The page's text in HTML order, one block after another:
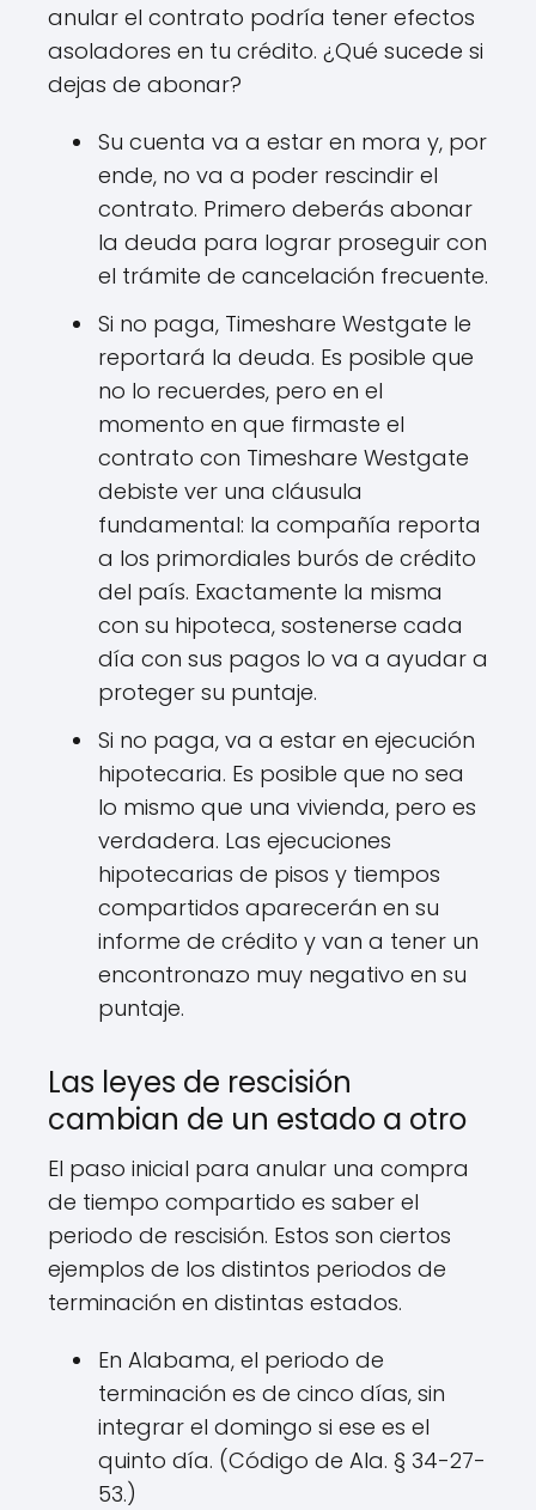
anular el contrato podría tener efectos
asoladores en tu crédito. ¿Qué sucede si
dejas de abonar?
Su cuenta va a estar en mora y, por
ende, no va a poder rescindir el
contrato. Primero deberás abonar
la deuda para lograr proseguir con
el trámite de cancelación frecuente.
Si no paga, Timeshare Westgate le
reportará la deuda. Es posible que
no lo recuerdes, pero en el
momento en que firmaste el
contrato con Timeshare Westgate
debiste ver una cláusula
fundamental: la compañía reporta
a los primordiales burós de crédito
del país. Exactamente la misma
con su hipoteca, sostenerse cada
día con sus pagos lo va a ayudar a
proteger su puntaje.
Si no paga, va a estar en ejecución
hipotecaria. Es posible que no sea
lo mismo que una vivienda, pero es
verdadera. Las ejecuciones
hipotecarias de pisos y tiempos
compartidos aparecerán en su
informe de crédito y van a tener un
encontronazo muy negativo en su
puntaje.
Las leyes de rescisión
cambian de un estado a otro
El paso inicial para anular una compra
de tiempo compartido es saber el
periodo de rescisión. Estos son ciertos
ejemplos de los distintos periodos de
terminación en distintas estados.
En Alabama, el periodo de
terminación es de cinco días, sin
integrar el domingo si ese es el
quinto día. (Código de Ala. § 34-27-
53.)